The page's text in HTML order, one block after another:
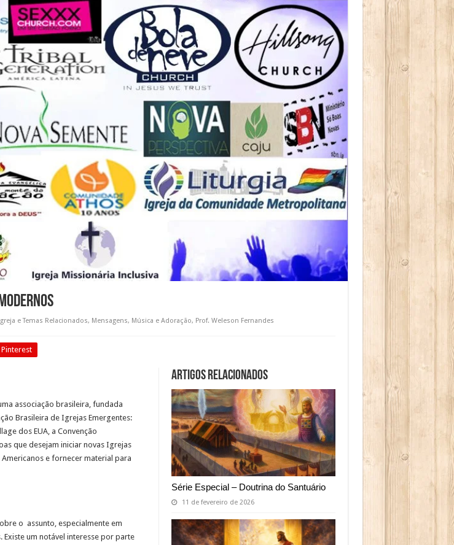
e Temas Relacionados, Mensagens, Música e Adoração, Prof. Weleson Fernandes
Pinterest
Artigos relacionados
Série Especial – Doutrina do Santuário
11 de fevereiro de 2026
associação brasileira, fundada
Brasileira de Igrejas Emergentes:
dos EUA, a Convenção
que desejam iniciar novas Igrejas
e fornecer material para
o assunto, especialmente em
um notável interesse por parte